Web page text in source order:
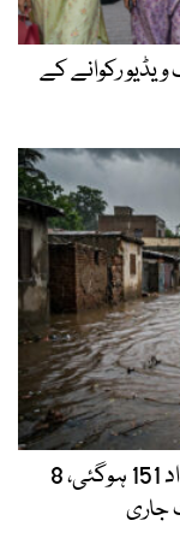
رکوانے کے
مون سون بارشوں سے جاں بحق افراد کی تعداد 151 ہوگئی، 8
جاری